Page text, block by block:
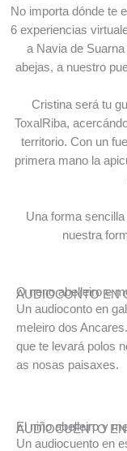
No importa dónde te
6 experiencias
a Navia de
abejas, a nuestro
Cristina será tu
ToxalRiba,
territorio. Con un
primera mano la
Una forma
nuestra
AUDIOCONTO EN
O neno abelleiro e
Un audioconto en
meleiro dos
que te levará polos
as nosas paisaxes.
AUDIOCUENTO
El niño abelleiro y
Un audiocuento en